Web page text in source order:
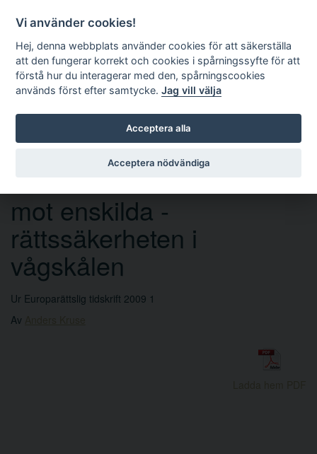
Sök
mot enskilda -
rättssäkerheten i
vågskålen
Ur Europarättslig tidskrift 2009 1
Av
Vi använder cookies!
Hej, denna webbplats använder cookies för att säkerställa
att den fungerar korrekt och cookies i spårningssyfte för att
förstå hur du interagerar med den, spårningscookies
används först efter samtycke.Jag vill välja
Acceptera alla
Acceptera nödvändiga